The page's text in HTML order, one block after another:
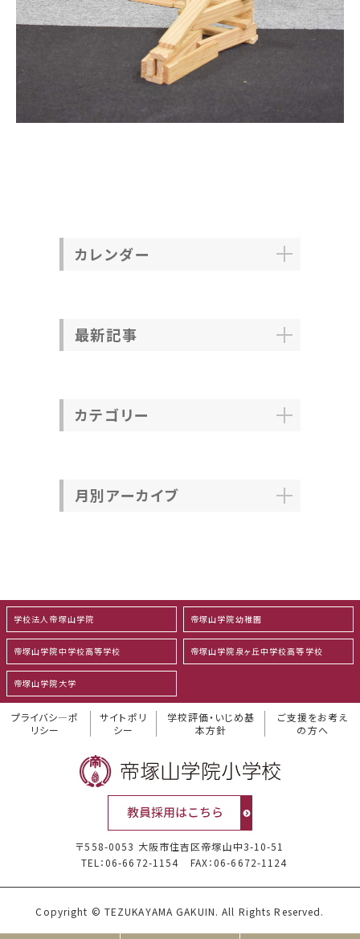
カレンダー
最新記事
カテゴリー
月別アーカイブ
学校法人帝塚山学院 帝塚山学院幼稚園
帝塚山学院中学校高等学校 帝塚山学院泉ヶ丘中学校高等学校
帝塚山学院大学
プライバシ―ポ
リシー
サイトポリ
シー
学校評価・いじめ基
本方針
ご支援をお考え
の方へ
〒558-0053 大阪市住吉区帝塚山中3-10-51
TEL：06-6672-1154
FAX：06-6672-1124
Copyright © TEZUKAYAMA GAKUIN. All Rights Reserved.